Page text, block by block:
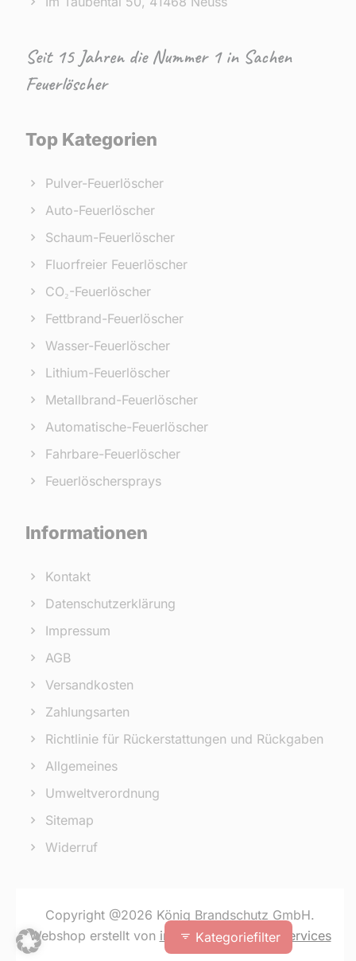
Seit 15 Jahren die Nummer 1 in Sachen
Feuerlöscher
Top Kategorien
Pulver-Feuerlöscher
Auto-Feuerlöscher
Schaum-Feuerlöscher
Fluorfreier Feuerlöscher
CO₂-Feuerlöscher
Fettbrand-Feuerlöscher
Wasser-Feuerlöscher
Lithium-Feuerlöscher
Metallbrand-Feuerlöscher
Automatische-Feuerlöscher
Fahrbare-Feuerlöscher
Feuerlöschersprays
Informationen
Kontakt
Datenschutzerklärung
Impressum
AGB
Versandkosten
Zahlungsarten
Richtlinie für Rückerstattungen und Rückgaben
Allgemeines
Umweltverordnung
Sitemap
Widerruf
Copyright @2026 König Brandschutz GmbH.
Webshop erstellt von inoya Software & IT Services
Kategoriefilter